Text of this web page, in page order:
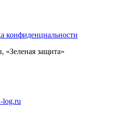
конфиденциальности
защита»
log.ru